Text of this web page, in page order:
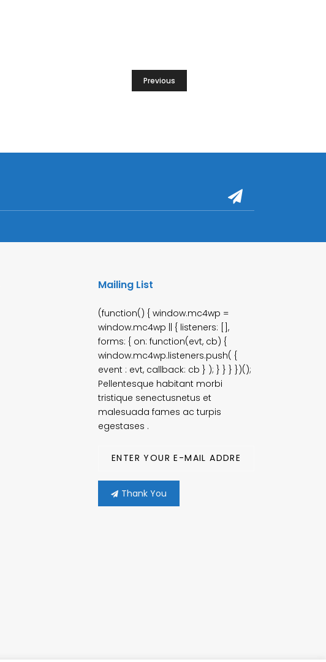
Previous
Mailing List
Pellentesque habitant morbi
tristique senectusnetus et
malesuada fames ac turpis
egestases .
Thank You